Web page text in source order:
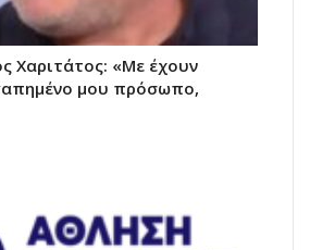
Χαριτάτος: «Με έχουν
μου πρόσωπο,